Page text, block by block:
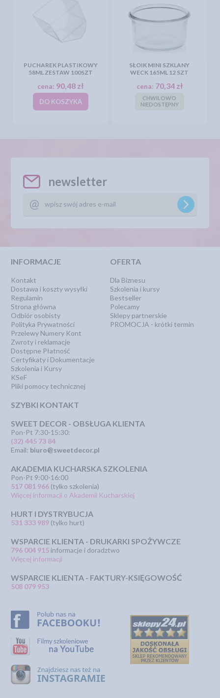
PUCHAREK PLASTIKOWY
58ML ZESTAW 100SZT
cena: 90,48 zł
DO KOSZYKA
SŁOIK MINI SZKLANY
WECK 165ML 12 SZT
cena: 70,34 zł
CHWILOWO
NIEDOSTĘPNY
newsletter
INFORMACJE
Kontakt
Dostawa i koszty wysyłki
Regulamin
Strona główna
Odbiór osobisty
Polityka Prywatności
Przelewy Numery Kont
Zwroty i reklamacje
Dostępne Płatność
Certyfikaty i Dokumentacje
Szkolenia i Kursy
KSeF
Pliki pomocy technicznej
OFERTA
Dla Biznesu
Szkolenia i kursy
Bestseller
Polecamy
Sklepy partnerskie
PROMOCJA - krótki termin
SZYBKI KONTAKT
SWEET DECOR - OBSŁUGA KLIENTA
Pon-Pt 7:30-15:30:
(32) 445 73 84
Email: biuro@sweetdecor.pl
AKADEMIA KUCHARSKA SZKOLENIA
Pon-Pt 9:00-16:00
517 081 966 (tylko szkolenia)
Więcej informacji o Akademii Kucharskiej
HURT I DYSTRYBUCJA
531 333 989 (tylko hurt)
WSPARCIE KLIENTA - DRUKARKI SPOŻYWCZE
796 004 915 informacje i doradztwo
Więcej informacji
WSPARCIE KLIENTA - FAKTURY-KSIĘGOWOŚĆ
508 079 953